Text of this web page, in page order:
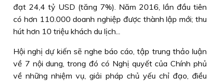
đạt 24,4 tỷ USD (tăng 7%). Năm 2016, lần đầu tiên
có hơn 110.000 doanh nghiệp được thành lập mới; thu
hút hơn 10 triệu khách du lịch...
Hội nghị dự kiến sẽ nghe báo cáo, tập trung thảo luận
về 7 nội dung, trong đó có Nghị quyết của Chính phủ
về những nhiệm vụ, giải pháp chủ yếu chỉ đạo, điều